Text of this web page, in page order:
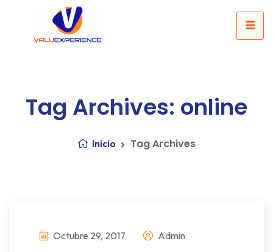
Tag Archives: online
Inicio Tag Archives
Octubre 29, 2017 Admin